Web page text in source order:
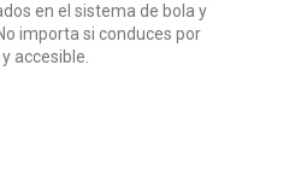
en el sistema de bola y
importa si conduces por
accesible.